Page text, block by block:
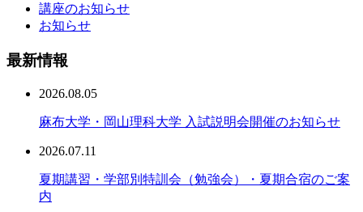
講座のお知らせ
お知らせ
最新情報
2026.08.05
麻布大学・岡山理科大学 入試説明会開催のお知らせ
2026.07.11
夏期講習・学部別特訓会（勉強会）・夏期合宿のご案
内